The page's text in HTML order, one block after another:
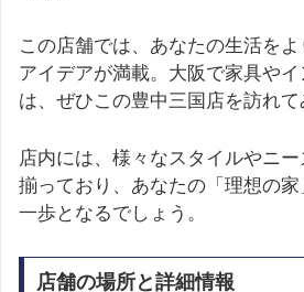
この店舗では、あなたの生活を
アイデアが満載。大阪で家具や
は、ぜひこの豊中三国店を訪れて
店内には、様々なスタイルやニ
揃っており、あなたの「理想の
一歩となるでしょう。
店舗の場所と詳細情報